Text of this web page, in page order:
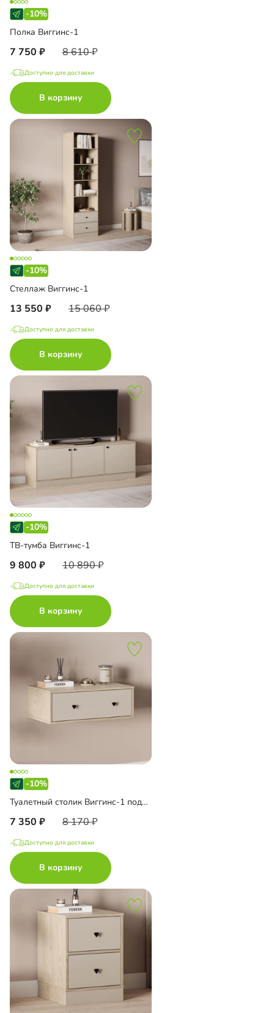
-10%
Полка Виггинс-1
7 750 8 610
Доступно для доставки
В корзину
-10%
Стеллаж Виггинс-1
13 550 15 060
Доступно для доставки
В корзину
-10%
ТВ-тумба Виггинс-1
9 800 10 890
Доступно для доставки
В корзину
-10%
Туалетный столик Виггинс-1 подвесной
7 350 8 170
Доступно для доставки
В корзину